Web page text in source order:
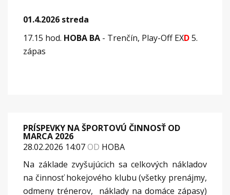
01.4.2026 streda
17.15 hod. HOBA BA - Trenčín, Play-Off EXD5.
zápas
PRÍSPEVKY NA ŠPORTOVÚ ČINNOSŤ OD
MARCA 2026
28.02.2026 14:07OD HOBA
Na základe zvyšujúcich sa celkových nákladov
na činnosť hokejového klubu (všetky prenájmy,
odmeny trénerov, náklady na domáce zápasy)